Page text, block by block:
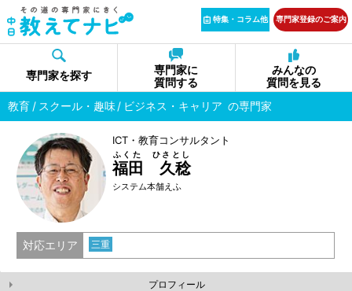
特集・コラム他 専門家登録のご案内
専門家を探す
専門家に
質問する
みんなの
質問を見る
教育
スクール・趣味 ビジネス・キャリア の専門家
ICT・教育コンサルタント
福田 久稔
ふくた ひさとし
システム本舗えふ
対応エリア 三重
プロフィール